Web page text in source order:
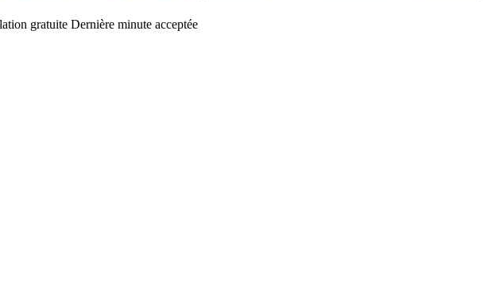
gratuite Dernière minute acceptée